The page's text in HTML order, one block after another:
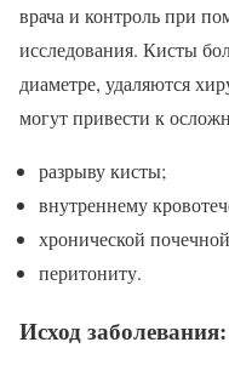
врача и контроль при
исследования. Кисты
диаметре, удаляются
могут привести к
разрыву кисты;
внутреннему
хронической
перитониту.
Исход